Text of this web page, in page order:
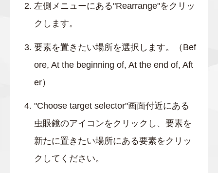
左側メニューにある"Rearrange"をクリッ
クします。
要素を置きたい場所を選択します。（Bef
ore, At the beginning of, At the end of, Aft
er）
"Choose target selector"画面付近にある
虫眼鏡のアイコンをクリックし、要素を
新たに置きたい場所にある要素をクリッ
クしてください。